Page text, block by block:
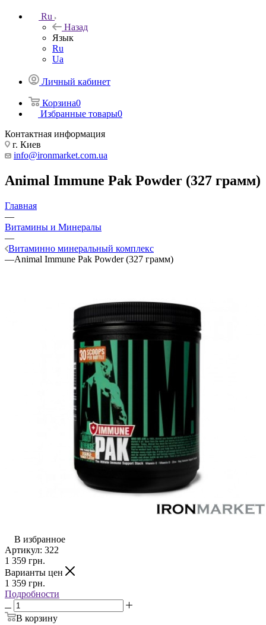
Ru
Назад
Язык
Ru
Ua
Личный кабинет
Корзина0
Избранные товары0
Контактная информация
г. Киев
info@ironmarket.com.ua
Animal Immune Pak Powder (327 грамм)
Главная
—
Витамины и Минералы
—
Витаминно минеральный комплекс
—Animal Immune Pak Powder (327 грамм)
В избранное
Артикул: 322
1 359 грн.
Варианты цен
1 359 грн.
Подробности
В корзину